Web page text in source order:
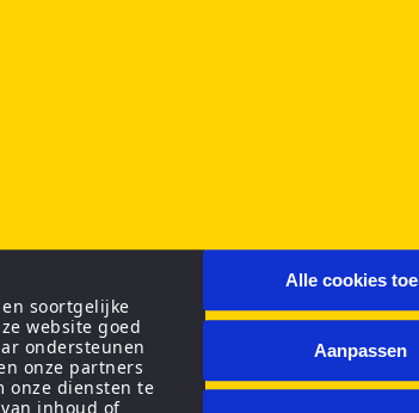
soortgelijke
website goed
ondersteunen
onze partners
onze diensten te
inhoud of
Alle cookies
Aanpassen